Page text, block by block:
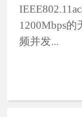
1200Mbps
频并发...